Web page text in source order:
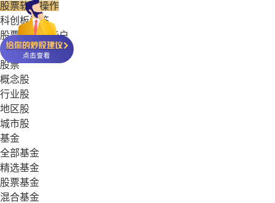
股票软件操作
科创板问答
股票能开哪些户
基金常见问答
股票
概念股
行业股
地区股
城市股
基金
全部基金
精选基金
股票基金
混合基金